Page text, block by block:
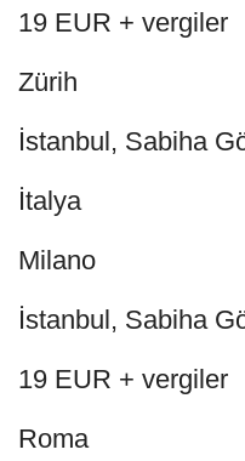
19 EUR + vergiler
Zürih
İstanbul, Sabiha
İtalya
Milano
İstanbul, Sabiha
19 EUR + vergiler
Roma